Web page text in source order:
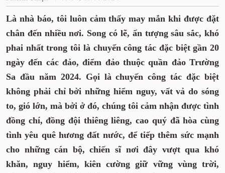
Là nhà báo, tôi luôn cảm thấy may mắn khi được đặt
chân đến nhiều nơi. Song có lẽ, ấn tượng sâu sắc, khó
phai nhất trong tôi là chuyến công tác đặc biệt gần 20
ngày đến các đảo, điểm đảo thuộc quần đảo Trường
Sa đầu năm 2024. Gọi là chuyến công tác đặc biệt
không phải chỉ bởi những hiểm nguy, vất vả do sóng
to, gió lớn, mà bởi ở đó, chúng tôi cảm nhận được tình
đồng chí, đồng đội thiêng liêng, cao quý đã hòa cùng
tình yêu quê hương đất nước, để tiếp thêm sức mạnh
cho những cán bộ, chiến sĩ nơi đây vượt qua khó
khăn, nguy hiểm, kiên cường giữ vững vùng trời,